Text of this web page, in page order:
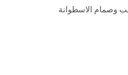
وصمام الاسطوانة